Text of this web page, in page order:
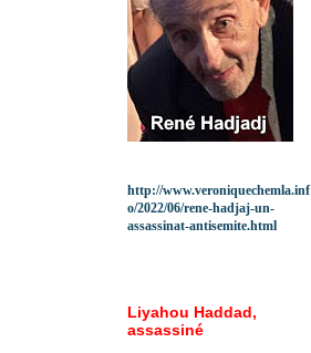
http://www.veroniquechemla.inf
o/2022/06/rene-hadjaj-un-
assassinat-antisemite.html
Liyahou Haddad,
assassiné